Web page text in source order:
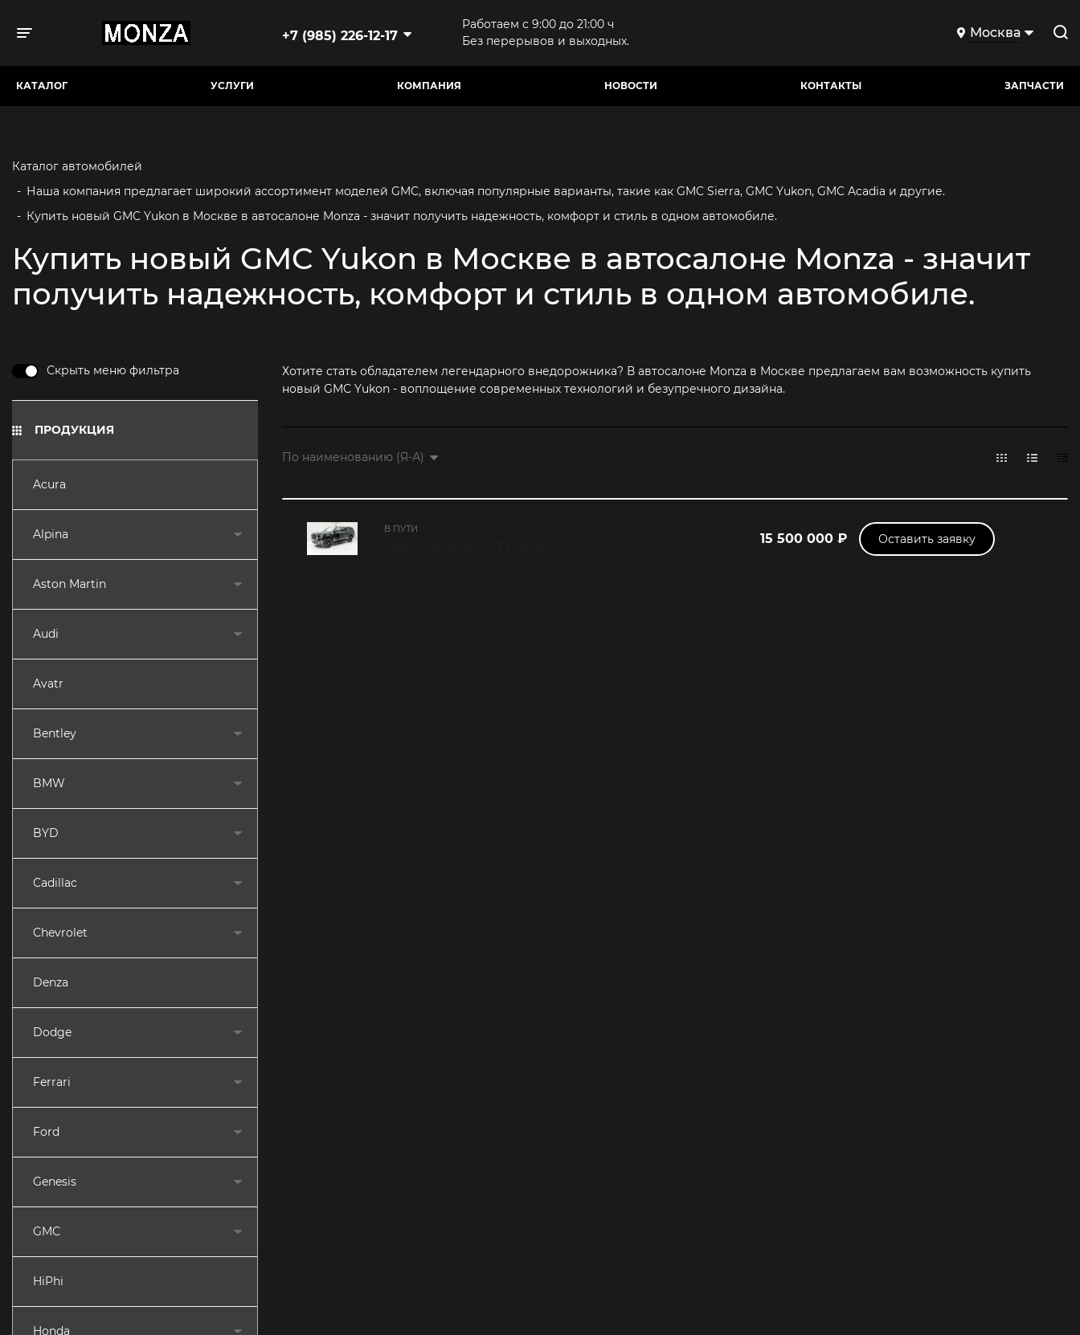
Toggle navigation +7 (985) 226-12-17
Работаем с 9:00 до 21:00 ч
Без перерывов и выходных.
Москва
КАТАЛОГ УСЛУГИ КОМПАНИЯ НОВОСТИ КОНТАКТЫ ЗАПЧАСТИ
Каталог автомобилей
- Наша компания предлагает широкий ассортимент моделей GMC, включая популярные варианты, такие как GMC Sierra, GMC Yukon, GMC Acadia и другие.
- Купить новый GMC Yukon в Москве в автосалоне Monza - значит получить надежность, комфорт и стиль в одном автомобиле.
Купить новый GMC Yukon в Москве в автосалоне Monza - значит
получить надежность, комфорт и стиль в одном автомобиле.
Скрыть меню фильтра
ПРОДУКЦИЯ
Acura
Alpina
Aston Martin
Audi
Avatr
Bentley
BMW
BYD
Cadillac
Chevrolet
Denza
Dodge
Ferrari
Ford
Genesis
GMC
HiPhi
Honda
Хотите стать обладателем легендарного внедорожника? В автосалоне Monza в Москве предлагаем вам возможность купить
новый GMC Yukon - воплощение современных технологий и безупречного дизайна.
По наименованию (Я-А)
В ПУТИ
15 500 000 ₽ Оставить заявку